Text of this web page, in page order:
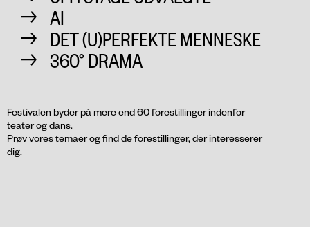
AI
DET (U)PERFEKTE MENNESKE
360° DRAMA
Festivalen byder på mere end 60 forestillinger indenfor
teater og dans.
Prøv vores temaer og find de forestillinger, der interesserer
dig.